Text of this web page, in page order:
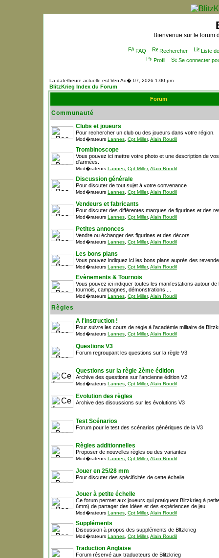
Bienvenue sur le forum
FAQ Rechercher
Liste
Profil
Se connecter
La date/heure actuelle est Ven Ao� 07, 2026 1:00 pm
BlitzKrieg Index du Forum
Forum
Communauté
Clubs et joueurs
Pour rechercher un club ou des joueurs dans votre région.
Mod�rateurs Lannes Cpt Miller, Alain Roudil
Trombinoscope
Vous pouvez ici mettre votre photo et une description de
d'armées.
Mod�rateurs Lannes Cpt Miller, Alain Roudil
Discussion générale
Pour discuter de tout sujet à votre convenance
Mod�rateurs Lannes Cpt Miller, Alain Roudil
Vendeurs et fabricants
Pour discuter des différentes marques de figurines et des
Mod�rateurs Lannes Cpt Miller, Alain Roudil
Petites annonces
Vendre ou échanger des figurines et des décors
Mod�rateurs Lannes Cpt Miller, Alain Roudil
Les bons plans
Vous pouvez indiquez ici les bons plans auprès des
Mod�rateurs Lannes Cpt Miller, Alain Roudil
Evènements & Tournois
Vous pouvez ici indiquer toutes les manifestations autour de
tournois, campagnes, démonstrations ...
Mod�rateurs Lannes Cpt Miller, Alain Roudil
Règles
A l'instruction !
Pour suivre les cours de règle à l'académie militaire de
Mod�rateurs Lannes Cpt Miller, Alain Roudil
Questions V3
Forum regroupant les questions sur la règle V3
Questions sur la règle 2ème édition
Archive des questions sur l'ancienne édition V2
Mod�rateurs Lannes Cpt Miller, Alain Roudil
Evolution des règles
Archive des discussions sur les évolutions V3
Test Scénarios
Forum pour le test des scénarios génériques de la V3
Règles additionnelles
Proposer de nouvelles règles ou des variantes
Mod�rateurs Lannes Cpt Miller, Alain Roudil
Jouer en 25/28 mm
Pour discuter des spécificités de cette échelle
Jouer à petite échelle
Ce forum permet aux joueurs qui pratiquent Blitzkrieg à
6mm) de partager des idées et des expériences de jeu
Mod�rateurs Lannes Cpt Miller, Alain Roudil
Suppléments
Discussion à propos des suppléments de Bltzkrieg
Mod�rateurs Lannes Cpt Miller, Alain Roudil
Traduction Anglaise
Forum réservé aux traducteurs de Blitzkrieg